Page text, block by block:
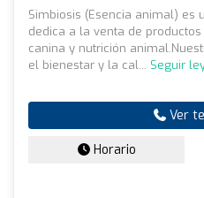
Simbiosis (Esencia animal) es
dedica a la venta de
canina y nutrición
el bienestar y la cal... Seguir
Ver
Horario